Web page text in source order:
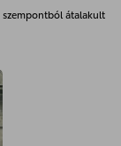
átalakult